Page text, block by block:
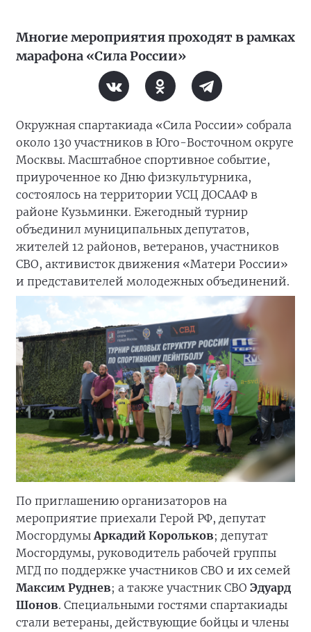
Многие мероприятия проходят в рамках
марафона «Сила России»
Окружная спартакиада «Сила России» собрала
около 130 участников в Юго-Восточном округе
Москвы. Масштабное спортивное событие,
приуроченное ко Дню физкультурника,
состоялось на территории УСЦ ДОСААФ в
районе Кузьминки. Ежегодный турнир
объединил муниципальных депутатов,
жителей 12 районов, ветеранов, участников
СВО, активисток движения «Матери России»
и представителей молодежных объединений.
По приглашению организаторов на
мероприятие приехали Герой РФ, депутат
МосгордумыАркадий Корольков; депутат
Мосгордумы, руководитель рабочей группы
МГД по поддержке участников СВО и их семей
Максим Руднев; а также участник СВО Эдуард
Шонов. Специальными гостями спартакиады
стали ветераны, действующие бойцы и члены